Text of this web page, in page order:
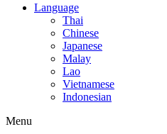
Language
Thai
Chinese
Japanese
Malay
Lao
Vietnamese
Indonesian
Menu